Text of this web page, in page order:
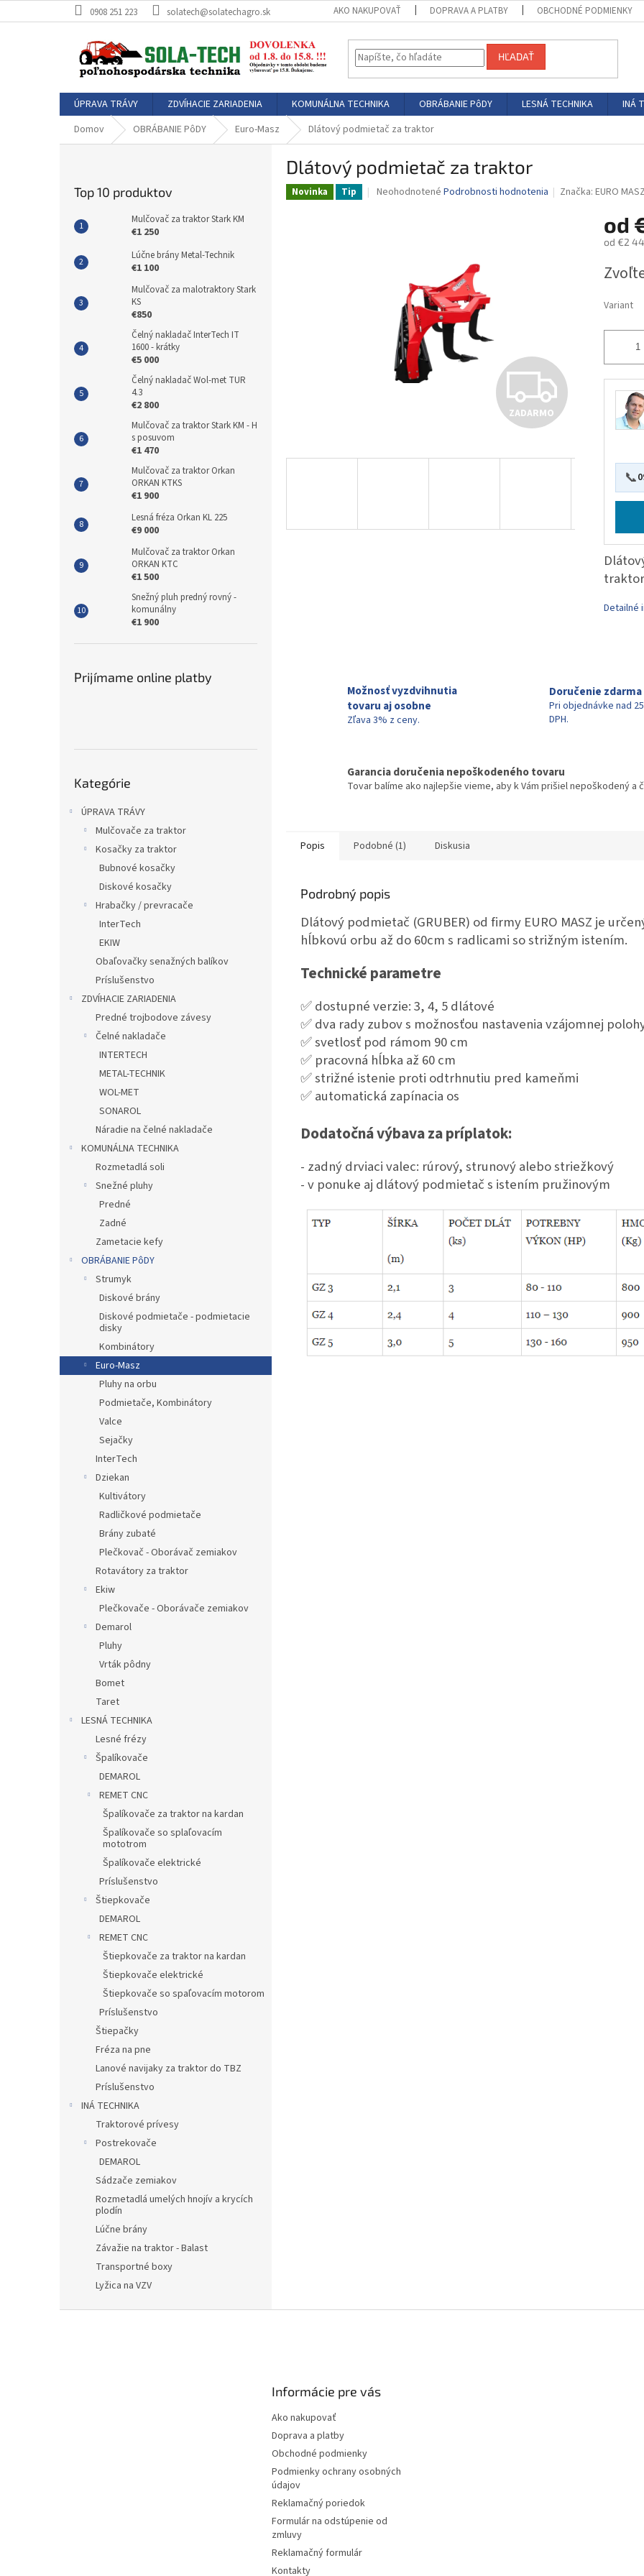
na
0908 251 223 solatech@solatechagro.sk AKO NAKUPOVAŤ DOPRAVA A PLATBY OBCHODNÉ PODMIENKY
HĽADAŤ
ÚPRAVA TRÁVY ZDVÍHACIE ZARIADENIA KOMUNÁLNA TECHNIKA OBRÁBANIE PôDY LESNÁ TECHNIKA
INÁ
Domov
OBRÁBANIE PôDY Euro-Masz Dlátový podmietač za traktor
Top 10 produktov
Mulčovač za traktor Stark KM
€1 250
Lúčne brány Metal-Technik
€1 100
Mulčovač za malotraktory Stark
KS
€850
Čelný nakladač InterTech IT
1600 - krátky
€5 000
Čelný nakladač Wol-met TUR
4.3
€2 800
Mulčovač za traktor Stark KM - H
s posuvom
€1 470
Mulčovač za traktor Orkan
ORKAN KTKS
€1 900
Lesná fréza Orkan KL 225
€9 000
Mulčovač za traktor Orkan
ORKAN KTC
€1 500
Snežný pluh predný rovný -
komunálny
€1 900
Prijímame online platby
kategórie
Kategórie
ÚPRAVA TRÁVY
Mulčovače za traktor
Kosačky za traktor
Bubnové kosačky
Diskové kosačky
Hrabačky / prevracače
InterTech
EKIW
Obaľovačky senažných balíkov
Príslušenstvo
ZDVÍHACIE ZARIADENIA
Predné trojbodove závesy
Čelné nakladače
INTERTECH
METAL-TECHNIK
WOL-MET
SONAROL
Náradie na čelné nakladače
KOMUNÁLNA TECHNIKA
Rozmetadlá soli
Snežné pluhy
Predné
Zadné
Zametacie kefy
OBRÁBANIE PôDY
Strumyk
Diskové brány
Diskové podmietače - podmietacie
disky
Kombinátory
Euro-Masz
Pluhy na orbu
Podmietače, Kombinátory
Valce
Sejačky
InterTech
Dziekan
Kultivátory
Radličkové podmietače
Brány zubaté
Plečkovač - Oborávač zemiakov
Rotavátory za traktor
Ekiw
Plečkovače - Oborávače zemiakov
Demarol
Pluhy
Vrták pôdny
Bomet
Taret
LESNÁ TECHNIKA
Lesné frézy
Špalíkovače
DEMAROL
REMET CNC
Špalíkovače za traktor na kardan
Špalíkovače so splaľovacím
mototrom
Špalíkovače elektrické
Príslušenstvo
Štiepkovače
DEMAROL
REMET CNC
Štiepkovače za traktor na kardan
Štiepkovače elektrické
Štiepkovače so spaľovacím motorom
Príslušenstvo
Štiepačky
Fréza na pne
Lanové navijaky za traktor do TBZ
Príslušenstvo
INÁ TECHNIKA
Traktorové prívesy
Postrekovače
DEMAROL
Sádzače zemiakov
Rozmetadlá umelých hnojív a krycích
plodín
Lúčne brány
Závažie na traktor - Balast
Transportné boxy
Lyžica na VZV
Dlátový podmietač za traktor
Novinka Tip
Priemerné
hviezdičiek.
Neohodnotené Podrobnosti hodnotenia Značka:EURO
Z
A
A
O
ZADARMO
od
od €2
cena:
Variant
📞
Detailné
Možnosť vyzdvihnutia
tovaru aj osobne
Zľava 3% z ceny.
Doručenie zdarma
Pri objednávke nad
DPH.
Garancia doručenia nepoškodeného tovaru
Tovar balíme ako najlepšie vieme, aby k Vám prišiel nepoškodený a
Popis Podobné (1) Diskusia
Podrobný popis
Dlátový podmietač (GRUBER) od firmy EURO MASZ je
hĺbkovú orbu až do 60cm s radlicami so strižným istením.
Technické parametre
✅dostupné verzie: 3, 4, 5 dlátové
✅dva rady zubov s možnosťou nastavenia vzájomnej
✅svetlosť pod rámom 90 cm
✅ pracovná hĺbka až 60 cm
✅strižné istenie proti odtrhnutiu pred kameňmi
✅automatická zapínacia os
Dodatočná výbava za príplatok:
- zadný drviaci valec: rúrový, strunový alebo striežkový
- v ponuke aj dlátový podmietač s istením pružinovým
Informácie pre vás
Ako nakupovať
Doprava a platby
Obchodné podmienky
Podmienky ochrany osobných
údajov
Reklamačný poriedok
Formulár na odstúpenie od
zmluvy
Reklamačný formulár
Kontakty